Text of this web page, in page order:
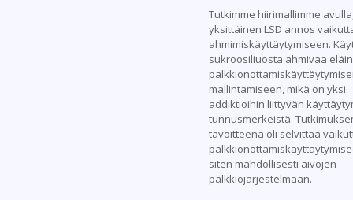
Tutkimme hiirimallimme
yksittäinen LSD annos
ahmimiskäyttäytymiseen.
sukroosiliuosta ahmivaa
mallintamiseen, mikä on yksi
addiktioihin liittyvän
tunnusmerkeistä.
tavoitteena oli selvittää
siten mahdollisesti aivojen
palkkiojärjestelmään.